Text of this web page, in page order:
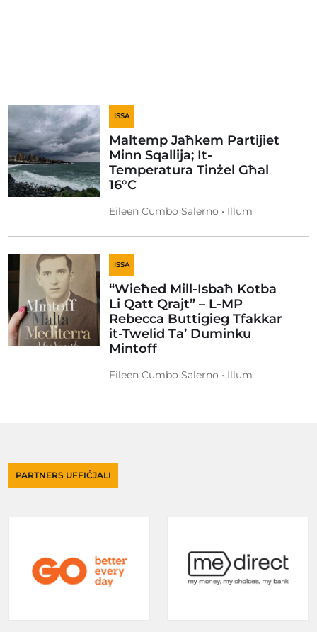
ISSA
Maltemp Jaħkem Partijiet
Minn Sqallija; It-
Temperatura Tinżel Għal
16°C
Eileen Cumbo Salerno • Illum
ISSA
“Wieħed Mill-Isbaħ Kotba
Li Qatt Qrajt” – L-MP
Rebecca Buttigieg Tfakkar
it-Twelid Ta’ Duminku
Mintoff
Eileen Cumbo Salerno • Illum
PARTNERS UFFIĊJALI